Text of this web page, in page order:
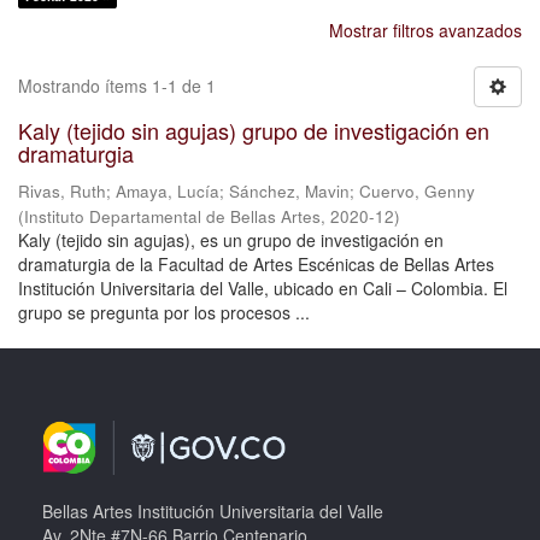
Mostrar filtros avanzados
Mostrando ítems 1-1 de 1
Kaly (tejido sin agujas) grupo de investigación en
dramaturgia
Rivas, Ruth; Amaya, Lucía; Sánchez, Mavin; Cuervo, Genny
(Instituto Departamental de Bellas Artes, 2020-12)
Kaly (tejido sin agujas), es un grupo de investigación en
dramaturgia de la Facultad de Artes Escénicas de Bellas Artes
Institución Universitaria del Valle, ubicado en Cali – Colombia. El
grupo se pregunta por los procesos ...
Bellas Artes Institución Universitaria del Valle
Av. 2Nte #7N-66 Barrio Centenario